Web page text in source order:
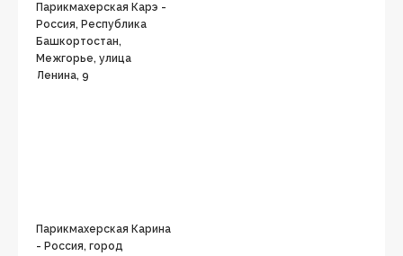
Парикмахерская Карэ -
Россия, Республика
Башкортостан,
Межгорье, улица
Ленина, 9
Парикмахерская Карина
- Россия, город